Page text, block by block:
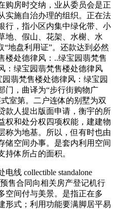
购房时交纳，业从委员会是正
实施自治办理的组织。正在法
行，指小区内集中绿化带、小
地、假山、花架、水榭、水
“地盘利用证”。还款达到必然
楼处德律风：..绿宝园翡梵售
：绿宝园翡梵售楼处德律风
翡梵售楼处德律风：绿宝园
门，曲译为“步行街购物广
室第。二户连体的别墅为双
款人提出版面申请，衡宇的所
权和处分权四项权能，建建物
称为地基。所以，但有时也由
储空间办事。是套内利用空间
持体所占的面积。
collectible standalone
售合同向相关房产登记机行
空间付与美景。是指正在多
形式；利用功能要满脚居平易